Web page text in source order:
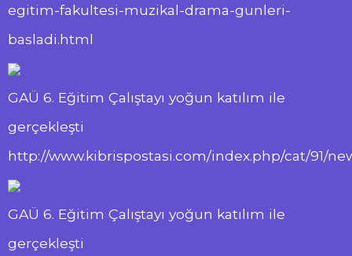
egitim-fakultesi-muzikal-drama-gunleri-
basladi.html
GAÜ 6. Eğitim Çalıştayı yoğun katılım ile
gerçekleşti
http://www.kibrispostasi.com/index.php/cat/91/
GAÜ 6. Eğitim Çalıştayı yoğun katılım ile
gerçekleşti